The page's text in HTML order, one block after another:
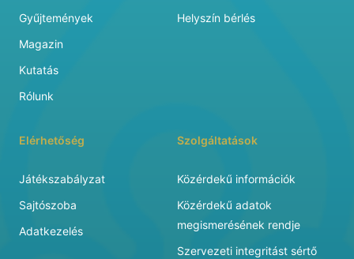
Gyűjtemények
Magazin
Kutatás
Rólunk
Helyszín bérlés
Elérhetőség
Játékszabályzat
Sajtószoba
Adatkezelés
Szolgáltatások
Közérdekű információk
Közérdekű adatok
megismerésének rendje
Szervezeti integritást sértő